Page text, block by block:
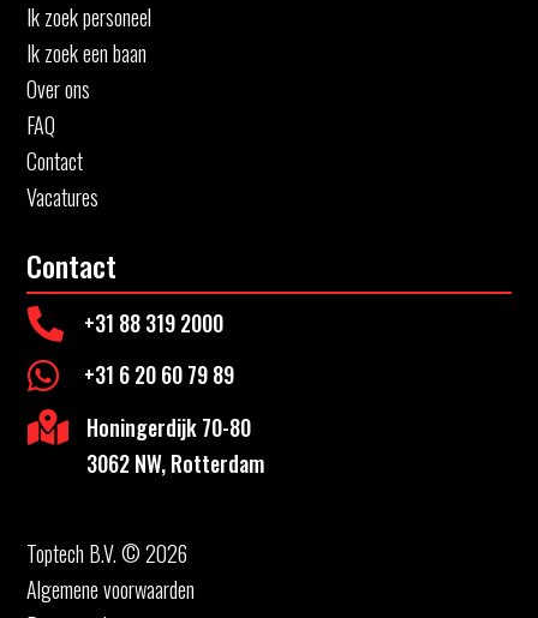
Ik zoek personeel
Ik zoek een baan
Over ons
FAQ
Contact
Vacatures
Contact
 +31 88 319 2000
 +31 6 20 60 79 89

Honingerdijk 70-80
3062 NW, Rotterdam
Toptech B.V. © 2026
Algemene voorwaarden